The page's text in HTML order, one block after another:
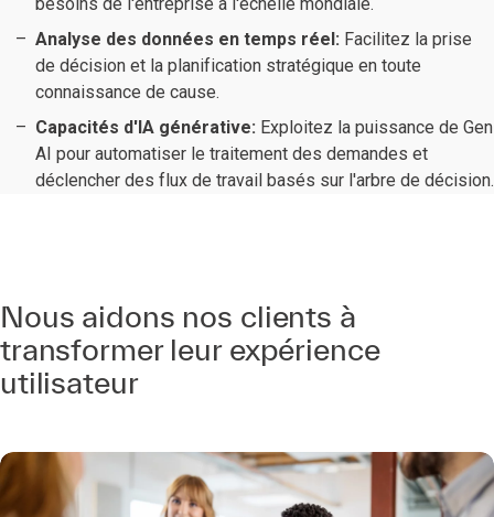
Analyse des données en temps réel: Facilitez la prise
de décision et la planification stratégique en toute
connaissance de cause.
Capacités d'IA générative: Exploitez la puissance de Gen
AI pour automatiser le traitement des demandes et
déclencher des flux de travail basés sur l'arbre de décision.
Nous aidons nos clients à
transformer leur expérience
utilisateur